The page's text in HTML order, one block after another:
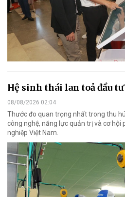
Hệ sinh thái lan toả đầu
08/08/2026 02:04
Thước đo quan trọng nhất trong thu
công nghệ, năng lực quản trị và cơ hội
nghiệp Việt Nam.